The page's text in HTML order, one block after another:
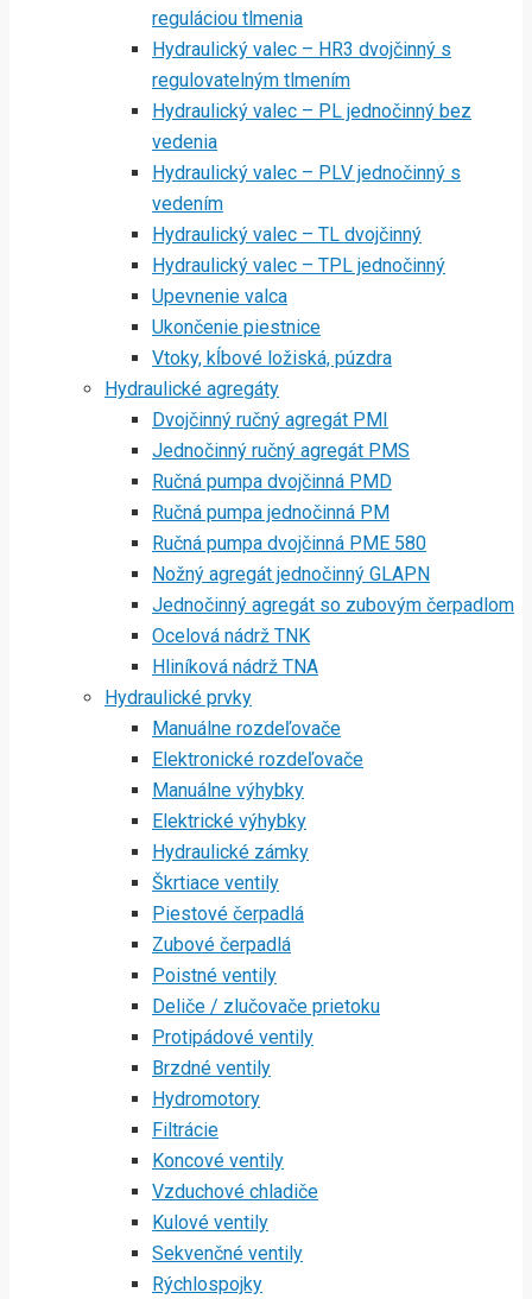
reguláciou tlmenia
Hydraulický valec – HR3 dvojčinný s
regulovatelným tlmením
Hydraulický valec – PL jednočinný bez
vedenia
Hydraulický valec – PLV jednočinný s
vedením
Hydraulický valec – TL dvojčinný
Hydraulický valec – TPL jednočinný
Upevnenie valca
Ukončenie piestnice
Vtoky, kĺbové ložiská, púzdra
Hydraulické agregáty
Dvojčinný ručný agregát PMI
Jednočinný ručný agregát PMS
Ručná pumpa dvojčinná PMD
Ručná pumpa jednočinná PM
Ručná pumpa dvojčinná PME 580
Nožný agregát jednočinný GLAPN
Jednočinný agregát so zubovým čerpadlom
Ocelová nádrž TNK
Hliníková nádrž TNA
Hydraulické prvky
Manuálne rozdeľovače
Elektronické rozdeľovače
Manuálne výhybky
Elektrické výhybky
Hydraulické zámky
Škrtiace ventily
Piestové čerpadlá
Zubové čerpadlá
Poistné ventily
Deliče / zlučovače prietoku
Protipádové ventily
Brzdné ventily
Hydromotory
Filtrácie
Koncové ventily
Vzduchové chladiče
Kulové ventily
Sekvenčné ventily
Rýchlospojky